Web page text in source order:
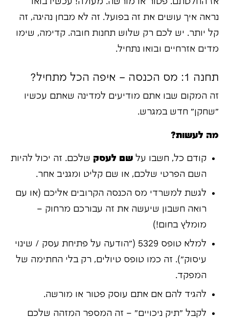
נראה איך עושים את זה בפועל. זה לא מבחן נהיגה, זה
קל יותר. יש לכם רק שלוש תחנות חובה. קדימה, שימו
מדים אזרחיים ובואו נתחיל.
תחנה 1: מס הכנסה – איפה הכל מתחיל?
זה המקום שבו אתם מודיעים למדינה שאתם עכשיו
"שחקן" חדש במגרש.
מה לעשות?
קודם כל, חשבו על שם לעסק שלכם. זה יכול להיות
השם הפרטי שלכם, או שם קליט ומגניב אחר.
לגשת למשרדי מס הכנסה הקרובים אליכם (או עם
רואה חשבון שיעשה את זה עבורכם מרחוק –
מומלץ בחום!)
למלא טופס 5329 ("הודעה על פתיחת עסק / שינוי
עיסוק"). זה כמו טופס טיולים, רק בלי החתימה של
המפקד.
להגיד להם אם אתם עוסק פטור או מורשה.
לקבל "תיק ניכויים" – זה המספר המזהה שלכם